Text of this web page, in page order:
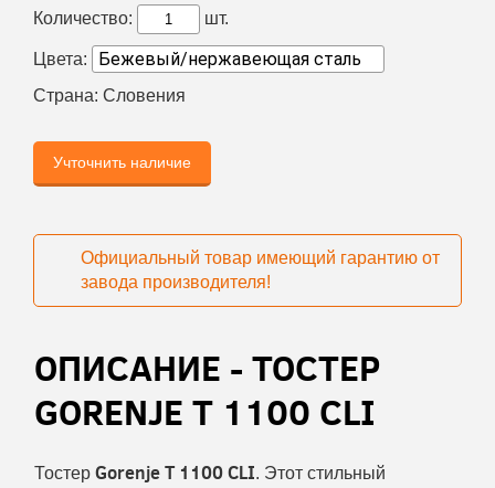
Количество:
шт.
Цвета:
Страна: Словения
Учточнить наличие
Официальный товар имеющий гарантию от
завода производителя!
ОПИСАНИЕ - ТОСТЕР
GORENJE T 1100 CLI
Тостер Gorenje T 1100 CLI. Этот стильный